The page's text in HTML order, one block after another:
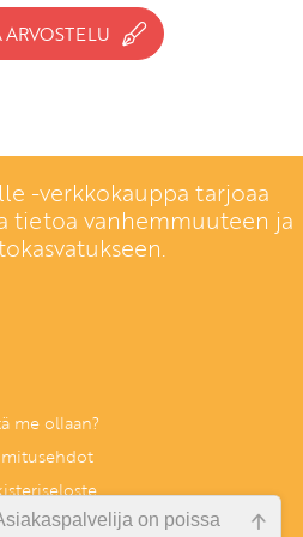
ARVOSTELU
-verkkokauppa tarjoaa
tietoa vanhemmuuteen ja
me ollaan?
palautetta
on poissa